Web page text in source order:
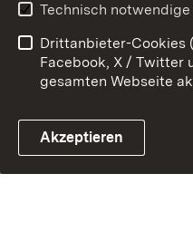
Technisch
Drittanbieter-Cookies
Facebook, X / Twitter
gesamten Webseite
Akzeptieren